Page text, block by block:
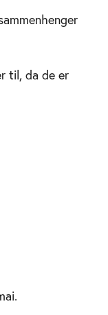
til, da de er